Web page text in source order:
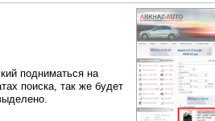
подниматься на
поиска, так же будет